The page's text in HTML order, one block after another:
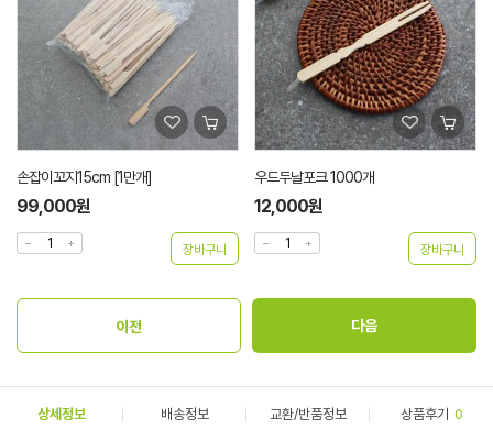
우드두날포크 1000개
12,000원
리뷰는 사랑 스티커100개
2,000원
상세정보 배송정보 교환/반품정보 상품후기 0